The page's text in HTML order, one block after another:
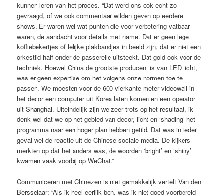
kunnen leren van het proces. “Dat werd ons ook echt zo
gevraagd, of we ook commentaar wilden geven op eerdere
shows. Er waren wel wat punten die voor verbetering vatbaar
waren, de aandacht voor details met name. Dat er geen lege
koffiebekertjes of lelijke plakbandjes in beeld zijn, dat er niet een
orkestlid half onder de passerelle uitsteekt. Dat gold ook voor de
techniek. Hoewel China de grootste producent is van LED licht,
was er geen expertise om het volgens onze normen toe te
passen. We moesten voor de 600 vierkante meter videowall in
het decor een computer uit Korea laten komen en een operator
uit Shanghai. Uiteindelijk zijn we zeer trots op het resultaat, ik
denk wel dat we op het gebied van decor, licht en ‘shading’ het
programma naar een hoger plan hebben getild. Dat was in ieder
geval wel de reactie uit de Chinese sociale media. De kijkers
merkten op dat het anders was, de woorden ‘bright’ en ‘shiny’
kwamen vaak voorbij op WeChat.”
Communiceren met Chinezen is niet gemakkelijk vertelt Van den
Bersselaar: “Als ik heel eerlijk ben, was ik niet goed voorbereid